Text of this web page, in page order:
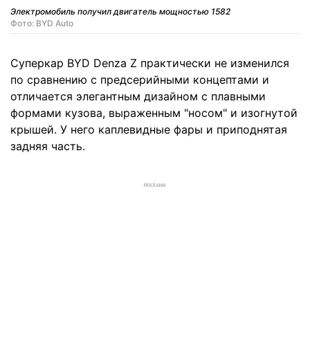
Электромобиль получил двигатель мощностью 1582
Фото: BYD Auto
Суперкар BYD Denza Z практически не изменился
по сравнению с предсерийными концептами и
отличается элегантным дизайном с плавными
формами кузова, выраженным "носом" и изогнутой
крышей. У него каплевидные фары и приподнятая
задняя часть.
РЕКЛАМА